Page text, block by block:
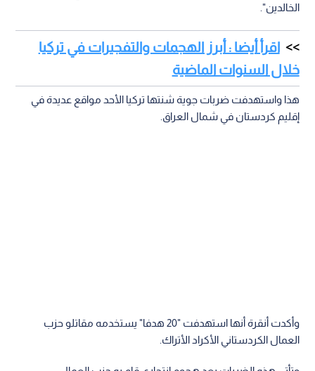
الخالدين".
اقرأ أيضا : أبرز الهجمات والتفجيرات في تركيا
خلال السنوات الماضية
هذا واستهدفت ضربات جوية شنتها تركيا الأحد مواقع عديدة في
إقليم كردستان في شمال العراق.
وأكدت أنقرة أنها استهدفت "20 هدفا" يستخدمه مقاتلو حزب
العمال الكردستاني الأكراد الأتراك.